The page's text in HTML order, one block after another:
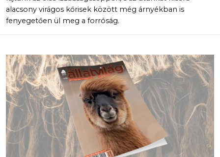
alacsony virágos kőrisek között még árnyékban is
fenyegetően ül meg a forróság.